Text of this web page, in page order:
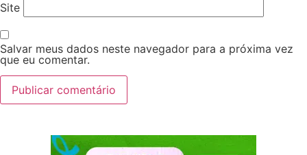
Site
Salvar meus dados neste navegador para a próxima vez
que eu comentar.